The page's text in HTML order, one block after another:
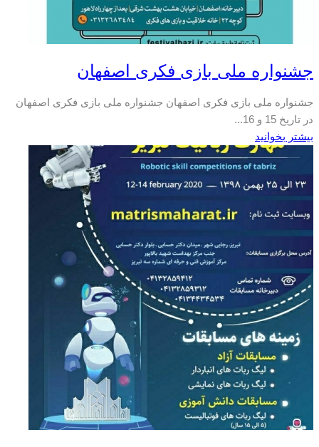
جشنواره ملی بازی فکری اصفهان
جشنواره ملی بازی فکری اصفهان جشنواره ملی بازی فکری اصفهان
در تاریخ 15 و 16...
بیشتر بخوانید